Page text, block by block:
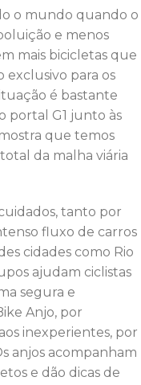
o mundo quando o
e menos
mais bicicletas que
exclusivo para os
é bastante
portal G1 junto às
que temos
total da malha viária
tanto por
fluxo de carros
cidades como Rio
ajudam ciclistas
segura e
Anjo, por
inexperientes, por
anjos acompanham
e dão dicas de